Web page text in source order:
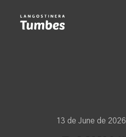
13 de June de 2026